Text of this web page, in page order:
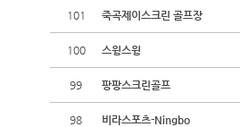
101 죽곡제이스크린 골프장
100 스윙스윙
99 팡팡스크린골프
98 비라스포츠-Ningbo